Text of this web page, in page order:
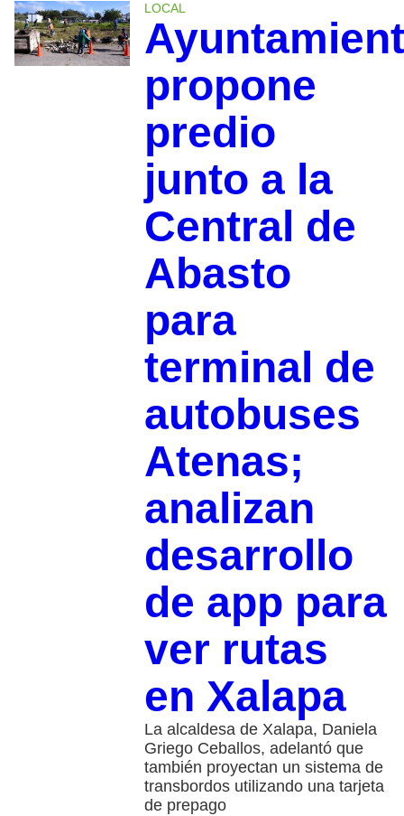
LOCAL
propone
predio
junto a la
Central de
Abasto
para
terminal de
autobuses
Atenas;
analizan
desarrollo
de app para
ver rutas
en Xalapa
La alcaldesa de Xalapa, Daniela
Griego Ceballos, adelantó que
también proyectan un sistema de
transbordos utilizando una tarjeta
de prepago